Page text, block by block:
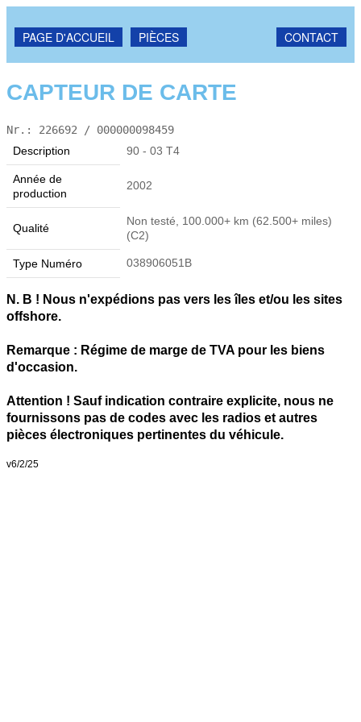
PAGE D'ACCUEIL PIÈCES CONTACT
CAPTEUR DE CARTE
Nr.: 226692 / 000000098459
Description
90 - 03 T4
Année de
production
2002
Qualité
Non testé, 100.000+ km (62.500+ miles)
(C2)
Type Numéro 038906051B
N. B ! Nous n'expédions pas vers les îles et/ou les sites
offshore.
Remarque : Régime de marge de TVA pour les biens
d'occasion.
Attention ! Sauf indication contraire explicite, nous ne
fournissons pas de codes avec les radios et autres
pièces électroniques pertinentes du véhicule.
v6/2/25